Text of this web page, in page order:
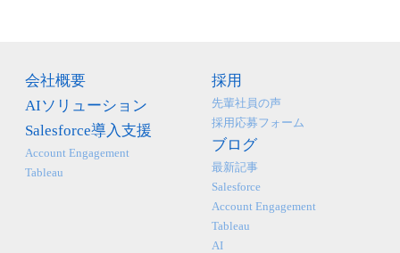
会社概要
AIソリューション
Salesforce導入支援
Account Engagement
Tableau
採用
先輩社員の声
採用応募フォーム
ブログ
最新記事
Salesforce
Account Engagement
Tableau
AI